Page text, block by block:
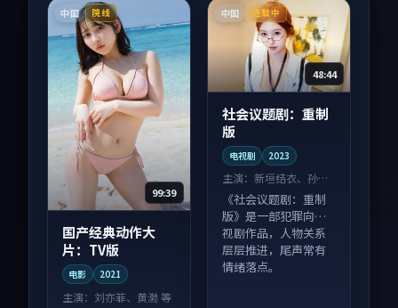
中国 院线
99:39
国产经典动作大
片：TV版
电影 2021
主演： 刘亦菲、黄渤 等
中国 连载中
48:44
社会议题剧：重制
版
电视剧 2023
主演：新垣结衣、孙艺
珍 等
《社会议题剧：重制
版》是一部犯罪向电
视剧作品，人物关系
层层推进，尾声常有
情绪落点。